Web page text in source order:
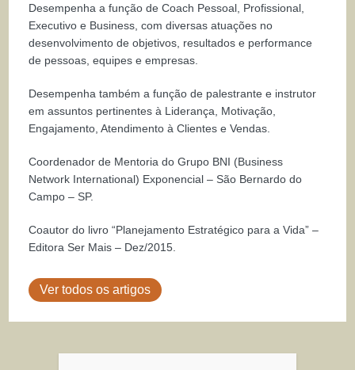
Desempenha a função de Coach Pessoal, Profissional,
Executivo e Business, com diversas atuações no
desenvolvimento de objetivos, resultados e performance
de pessoas, equipes e empresas.
Desempenha também a função de palestrante e instrutor
em assuntos pertinentes à Liderança, Motivação,
Engajamento, Atendimento à Clientes e Vendas.
Coordenador de Mentoria do Grupo BNI (Business
Network International) Exponencial – São Bernardo do
Campo – SP.
Coautor do livro “Planejamento Estratégico para a Vida” –
Editora Ser Mais – Dez/2015.
Ver todos os artigos